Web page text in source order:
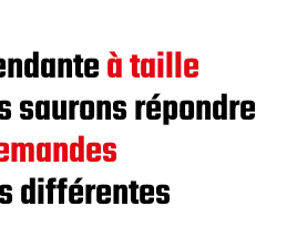
à taille
saurons répondre
différentes